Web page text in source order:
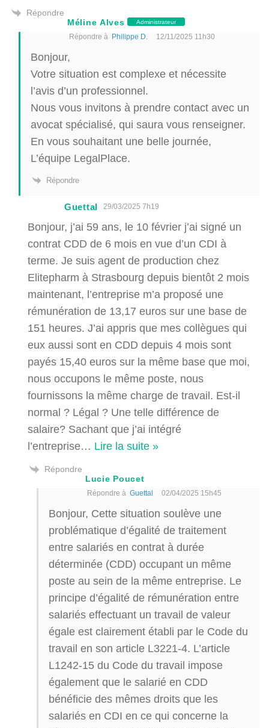
Répondre
Méline Alves
Administrateur
Répondre à Philippe D. 12/11/2025 11h30
Bonjour,
Votre situation est complexe et nécessite
l’avis d’un professionnel.
Nous vous invitons à prendre contact avec un
avocat spécialisé, qui saura vous renseigner.
En vous souhaitant une belle journée,
L’équipe LegalPlace.
Répondre
Guettal 29/03/2025 7h19
Bonjour, j’ai 59 ans, le 10 février j’ai signé un
contrat CDD de 6 mois en vue d’un CDI à
terme. Je suis agent de production chez
Elitepharm à Strasbourg depuis bientôt 2 mois
maintenant, l’entreprise m’a proposé une
rémunération de 13,17 euros sur une base de
151 heures. J’ai appris que mes collègues qui
eux aussi sont en CDD depuis 4 mois sont
payés 15,40 euros sur la même base que moi,
nous occupons le même poste, nous
fournissons la même charge de travail. Est-il
normal ? Légal ? Une telle différence de
salaire? Sachant que j’ai intégré
l’entreprise… Lire la suite »
Répondre
Lucie Poucet
Répondre à Guettal 02/04/2025 15h45
Bonjour, Cette situation soulève une
problématique d’égalité de traitement
entre salariés en contrat à durée
déterminée (CDD) occupant un même
poste au sein de la même entreprise. Le
principe d’égalité de rémunération entre
salariés effectuant un travail de valeur
égale est clairement établi par le Code du
travail en son article L3221-4. L’article
L1242-15 du Code du travail impose
également que le salarié en CDD
bénéficie des mêmes droits que les
salariés en CDI en ce qui concerne la